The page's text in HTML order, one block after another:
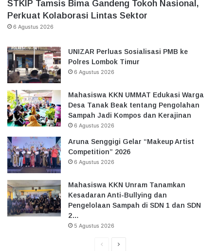
STKIP Tamsis Bima Gandeng Tokoh Nasional,
Perkuat Kolaborasi Lintas Sektor
6 Agustus 2026
UNIZAR Perluas Sosialisasi PMB ke
Polres Lombok Timur
6 Agustus 2026
Mahasiswa KKN UMMAT Edukasi Warga
Desa Tanak Beak tentang Pengolahan
Sampah Jadi Kompos dan Kerajinan
6 Agustus 2026
Aruna Senggigi Gelar “Makeup Artist
Competition” 2026
6 Agustus 2026
Mahasiswa KKN Unram Tanamkan
Kesadaran Anti-Bullying dan
Pengelolaan Sampah di SDN 1 dan SDN
2…
5 Agustus 2026
HalamanHalaman